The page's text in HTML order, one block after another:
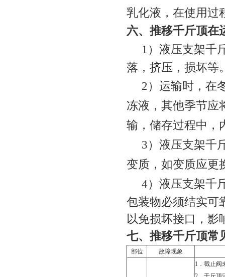
乳化液，在使用过
六、推移千斤顶在
1 ）液压支架千
落，挤压，损坏等
2）运输时，在
冻液，其他季节应
输，储存过程中，
3）液压支架千
变质，如变质应更
4）液压支架千
包装物必须结实可
以免损坏接口，影
七、推移千斤顶常
部位
故障现象
1． 截止阀